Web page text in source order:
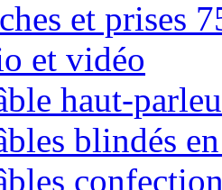
et prises
et vidéo
haut-
blindés